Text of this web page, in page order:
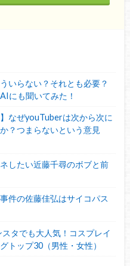
いらない？それとも必要？
にも聞いてみた！
】なぜyouTuberは次から次に
？つまらないという意見
したい近藤千尋のボブと前
件の佐藤佳弘はサイコパス
スタでも大人気！コスプレイ
トップ30（男性・女性）